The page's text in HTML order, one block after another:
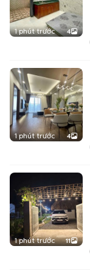
1 phút trước 4
1 phút trước 4
1 phút trước 11